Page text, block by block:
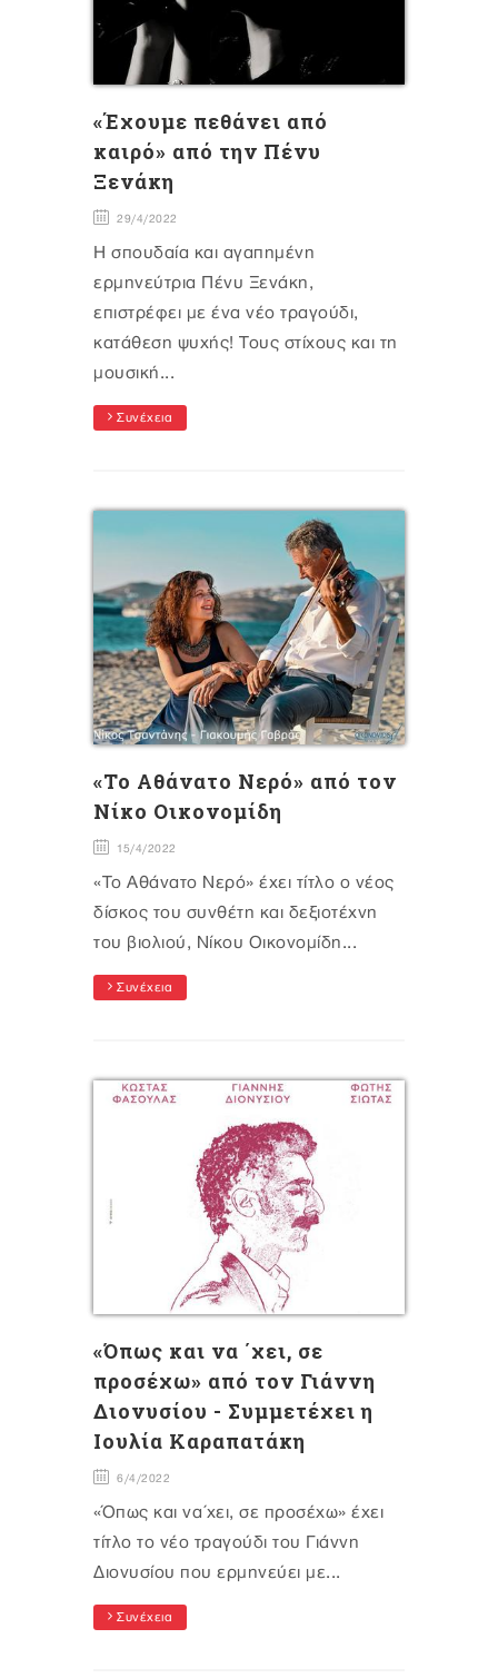
«Έχουμε πεθάνει από
καιρό» από την Πένυ
Ξενάκη
29/4/2022
Η σπουδαία και αγαπημένη
ερμηνεύτρια Πένυ Ξενάκη,
επιστρέφει με ένα νέο τραγούδι,
κατάθεση ψυχής! Τους στίχους και τη
μουσική...
Συνέχεια
«Το Αθάνατο Νερό» από τον
Νίκο Οικονομίδη
15/4/2022
«Το Αθάνατο Νερό» έχει τίτλο ο νέος
δίσκος του συνθέτη και δεξιοτέχνη
του βιολιού, Νίκου Οικονομίδη...
Συνέχεια
«Όπως και να ΄χει, σε
προσέχω» από τον Γιάννη
Διονυσίου - Συμμετέχει η
Ιουλία Καραπατάκη
6/4/2022
«Όπως και να΄χει, σε προσέχω» έχει
τίτλο το νέο τραγούδι του Γιάννη
Διονυσίου που ερμηνεύει με...
Συνέχεια